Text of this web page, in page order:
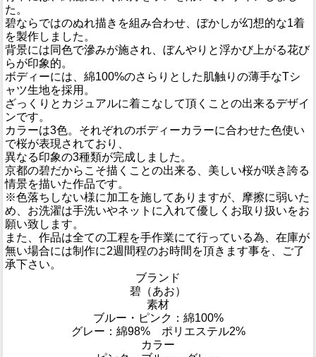
た。
碧ならではのぬれ描きを組み合わせ、ぼかしが幻想的な1着
を製作しました。
背景には同色で滲みが施され、ぼんやりと浮かび上がる花び
らが印象的。
ボディーには、綿100%のさらりとした肌触りの薄手なTシ
ャツ生地を採用。
ざっくりとカジュアルに着こなして頂くことの出来るデザイ
ンです。
カラーは3色。それぞれのボディーカラーに合わせた色使い
で桜が表現されており、
異なる印象の3種類が完成しました。
京都の碧だからこそ描くことの出来る、美しい桜が咲き誇る
情景を描いた作品です。
※色落ちしない様に加工を施してありますが、摩擦に弱いた
め、お洗濯は手洗いやネットに入れて優しくお取り扱いをお
願い致します。
また、作品は全ての工程を手作業にて行っている為、在庫が
無い場合には制作に2週間程のお時間を頂きます事を、ご了
承下さい。
ブランド
碧（あお）
素材
ブルー・ピンク：綿100%
グレー：綿98% ポリエステル2%
カラー